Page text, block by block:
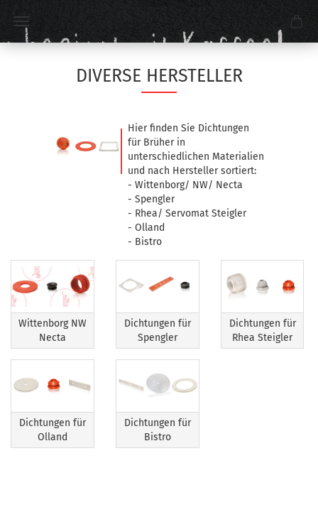
DIVERSE HERSTELLER
Hier finden Sie Dichtungen
für Brüher in
unterschiedlichen Materialien
und nach Hersteller sortiert:
- Wittenborg/ NW/ Necta
- Spengler
- Rhea/ Servomat Steigler
- Olland
- Bistro
Wittenborg NW
Necta
Dichtungen für
Spengler
Dichtungen für
Rhea Steigler
Dichtungen für
Olland
Dichtungen für
Bistro